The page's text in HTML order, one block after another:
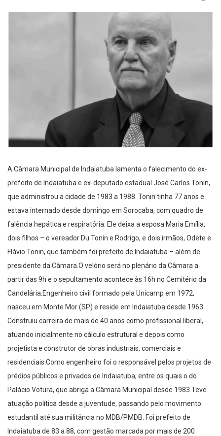
A Câmara Municipal de Indaiatuba lamenta o falecimento do ex-
prefeito de Indaiatuba e ex-deputado estadual José Carlos Tonin,
que administrou a cidade de 1983 a 1988. Tonin tinha 77 anos e
estava internado desde domingo em Sorocaba, com quadro de
falência hepática e respiratória. Ele deixa a esposa Maria Emília,
dois filhos – o vereador Du Tonin e Rodrigo, e dois irmãos, Odete e
Flávio Tonin, que também foi prefeito de Indaiatuba – além de
presidente da Câmara.O velório será no plenário da Câmara a
partir das 9h e o sepultamento acontece às 16h no Cemitério da
Candelária.Engenheiro civil formado pela Unicamp em 1972,
nasceu em Monte Mor (SP) e reside em Indaiatuba desde 1963.
Construiu carreira de mais de 40 anos como profissional liberal,
atuando inicialmente no cálculo estrutural e depois como
projetista e construtor de obras industriais, comerciais e
residenciais.Como engenheiro foi o responsável pelos projetos de
prédios públicos e privados de Indaiatuba, entre os quais o do
Palácio Votura, que abriga a Câmara Municipal desde 1983.Teve
atuação política desde a juventude, passando pelo movimento
estudantil até sua militância no MDB/PMDB. Foi prefeito de
Indaiatuba de 83 a 88, com gestão marcada por mais de 200